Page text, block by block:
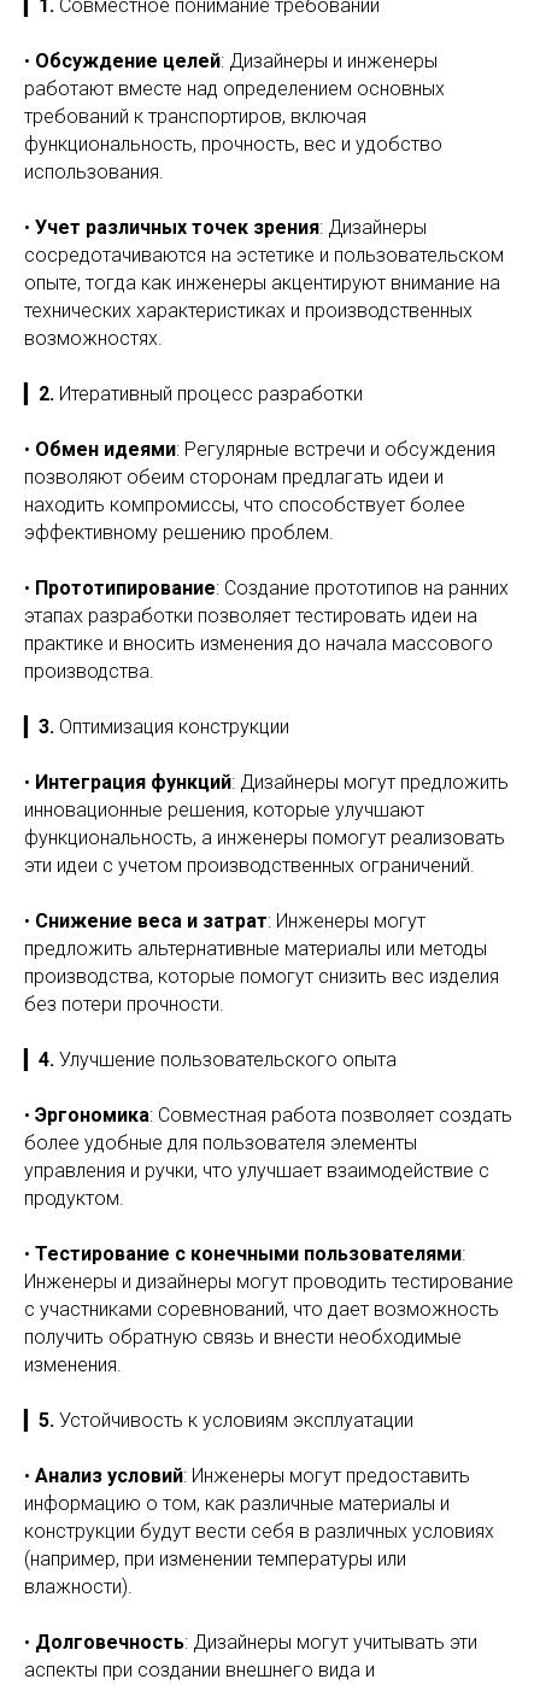
1. Совместное понимание требований
• Обсуждение целей: Дизайнеры и инженеры
работают вместе над определением основных
требований к транспортиров, включая
функциональность, прочность, вес и удобство
использования.
• Учет различных точек зрения: Дизайнеры
сосредотачиваются на эстетике и пользовательском
опыте, тогда как инженеры акцентируют внимание на
технических характеристиках и производственных
возможностях.
2. Итеративный процесс разработки
• Обмен идеями: Регулярные встречи и обсуждения
позволяют обеим сторонам предлагать идеи и
находить компромиссы, что способствует более
эффективному решению проблем.
• Прототипирование: Создание прототипов на ранних
этапах разработки позволяет тестировать идеи на
практике и вносить изменения до начала массового
производства.
3. Оптимизация конструкции
• Интеграция функций: Дизайнеры могут предложить
инновационные решения, которые улучшают
функциональность, а инженеры помогут реализовать
эти идеи с учетом производственных ограничений.
• Снижение веса и затрат: Инженеры могут
предложить альтернативные материалы или методы
производства, которые помогут снизить вес изделия
без потери прочности.
4. Улучшение пользовательского опыта
• Эргономика: Совместная работа позволяет создать
более удобные для пользователя элементы
управления и ручки, что улучшает взаимодействие с
продуктом.
• Тестирование с конечными пользователями:
Инженеры и дизайнеры могут проводить тестирование
с участниками соревнований, что дает возможность
получить обратную связь и внести необходимые
изменения.
5. Устойчивость к условиям эксплуатации
• Анализ условий: Инженеры могут предоставить
информацию о том, как различные материалы и
конструкции будут вести себя в различных условиях
(например, при изменении температуры или
влажности).
• Долговечность: Дизайнеры могут учитывать эти
аспекты при создании внешнего вида и